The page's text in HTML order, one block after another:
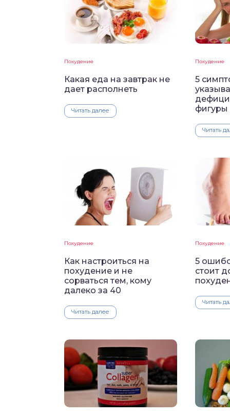
Похудение
Какая еда на завтрак не
дает располнеть
Читать далее
Похудение
5
фигуры
Читать
Похудение
Как настроиться на
похудение и не
сорваться тем, кому
далеко за 40
Читать далее
Похудение
5
стоит
Читать